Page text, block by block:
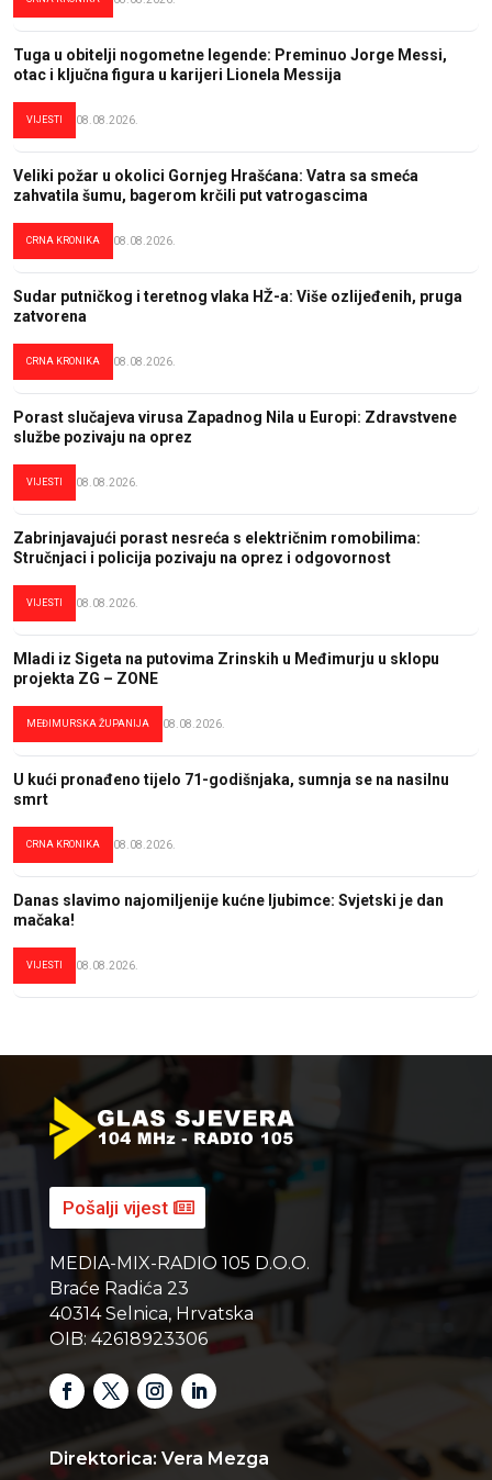
Tuga u obitelji nogometne legende: Preminuo Jorge Messi,
otac i ključna figura u karijeri Lionela Messija
VIJESTI 08.08.2026.
Veliki požar u okolici Gornjeg Hrašćana: Vatra sa smeća
zahvatila šumu, bagerom krčili put vatrogascima
CRNA KRONIKA 08.08.2026.
Sudar putničkog i teretnog vlaka HŽ-a: Više ozlijeđenih, pruga
zatvorena
CRNA KRONIKA 08.08.2026.
Porast slučajeva virusa Zapadnog Nila u Europi: Zdravstvene
službe pozivaju na oprez
VIJESTI 08.08.2026.
Zabrinjavajući porast nesreća s električnim romobilima:
Stručnjaci i policija pozivaju na oprez i odgovornost
VIJESTI 08.08.2026.
Mladi iz Sigeta na putovima Zrinskih u Međimurju u sklopu
projekta ZG – ZONE
MEĐIMURSKA ŽUPANIJA 08.08.2026.
U kući pronađeno tijelo 71-godišnjaka, sumnja se na nasilnu
smrt
CRNA KRONIKA 08.08.2026.
Danas slavimo najomiljenije kućne ljubimce: Svjetski je dan
mačaka!
VIJESTI 08.08.2026.
Pošalji vijest
MEDIA-MIX-RADIO 105 D.O.O.
Braće Radića 23
40314 Selnica, Hrvatska
OIB: 42618923306
Direktorica: Vera Mezga